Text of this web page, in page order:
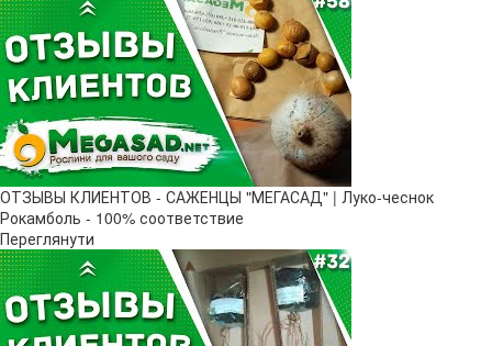
ОТЗЫВЫ КЛИЕНТОВ - САЖЕНЦЫ "МЕГАСАД" | Луко-чеснок
Рокамболь - 100% соответствие
Переглянути